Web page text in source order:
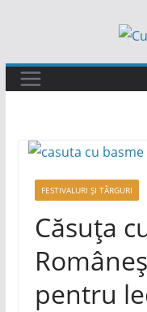
conținut
FESTIVALURI ȘI TÂRGURI
Căsuța
pentru